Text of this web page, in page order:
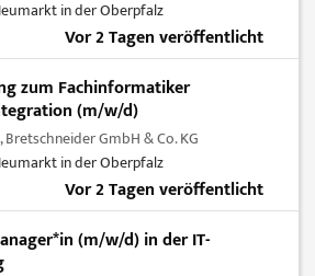
in der Oberpfalz
Vor 2 Tagen veröffentlicht
zum Fachinformatiker
(m/w/d)
Bretschneider GmbH & Co. KG
in der Oberpfalz
Vor 2 Tagen veröffentlicht
(m/w/d) in der IT-